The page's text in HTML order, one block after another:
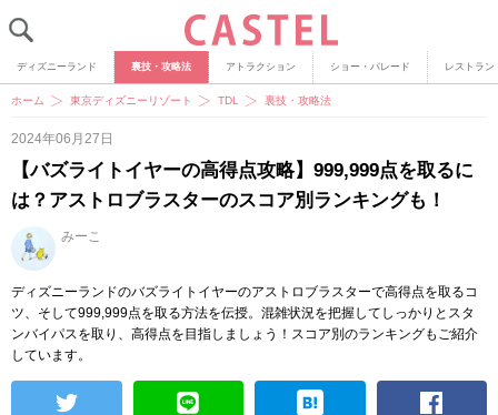
ディズニーランド 裏技・攻略法 アトラクション ショー・パレード レストラン
ホーム 東京ディズニーリゾート TDL 裏技・攻略法
2024年06月27日
【バズライトイヤーの高得点攻略】999,999点を取るに
は？アストロブラスターのスコア別ランキングも！
みーこ
ディズニーランドのバズライトイヤーのアストロブラスターで高得点を取るコ
ツ、そして999,999点を取る方法を伝授。混雑状況を把握してしっかりとスタ
ンバイパスを取り、高得点を目指しましょう！スコア別のランキングもご紹介
しています。